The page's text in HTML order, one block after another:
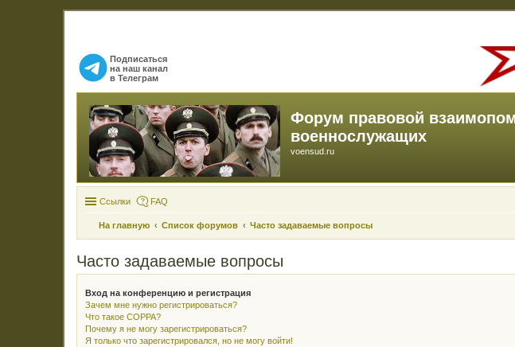
Подписаться
на наш канал
в Телеграм
Форум правовой
военнослужащих
voensud.ru
Ссылки FAQ
На главную Список форумов Часто задаваемые вопросы
Часто задаваемые вопросы
Вход на конференцию и регистрация
Зачем мне нужно регистрироваться?
Что такое COPPA?
Почему я не могу зарегистрироваться?
Я только что зарегистрировался, но не могу войти!